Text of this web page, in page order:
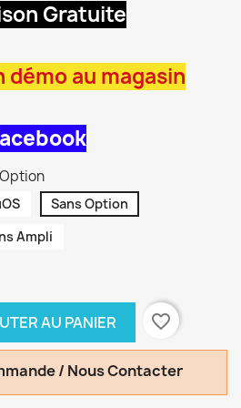
Gratuite
démo au magasin
Sans Option
Ampli
AU PANIER favorite_border
/ Nous Contacter